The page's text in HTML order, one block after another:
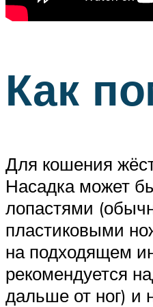
Как
Для кошения
Насадка может
лопастями
пластиковыми
на подходящем
рекомендуется
дальше от ног) и